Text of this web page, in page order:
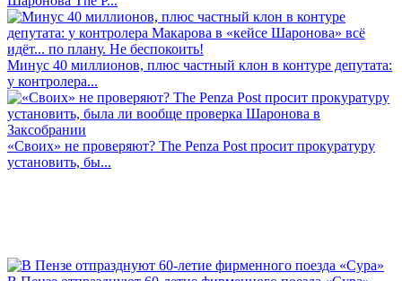
Минус 40 миллионов, плюс частный клон в контуре депутата:
у контролера...
«Своих» не проверяют? The Penza Post просит прокуратуру
установить, бы...